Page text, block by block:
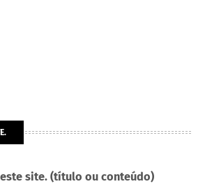
site. (título ou conteúdo)